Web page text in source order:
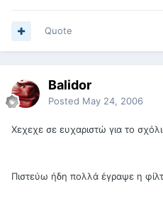
Quote
Balidor
Posted May 24, 2006
Χεχεχε σε ευχαριστώ για το
Πιστεύω ήδη πολλά έγραψε η